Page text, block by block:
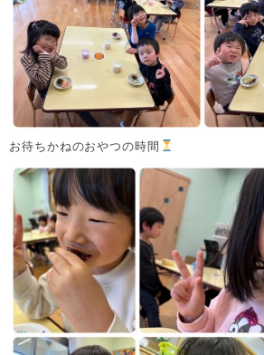
お待ちかねのおやつの時間